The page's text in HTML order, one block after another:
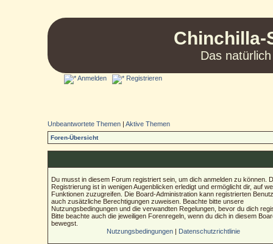
Chinchilla-
Das
Anmelden Registrieren
Unbeantwortete Themen |Aktive Themen
Foren-Übersicht
Du musst in diesem Forum registriert sein, um dich anmelden zu können.
Registrierung ist in wenigen Augenblicken erledigt und ermöglicht dir, auf
Funktionen zuzugreifen. Die Board-Administration kann registrierten
auch zusätzliche Berechtigungen zuweisen. Beachte bitte unsere
Nutzungsbedingungen und die verwandten Regelungen, bevor du dich
Bitte beachte auch die jeweiligen Forenregeln, wenn du dich in diesem
bewegst.
Nutzungsbedingungen| Datenschutzrichtlinie